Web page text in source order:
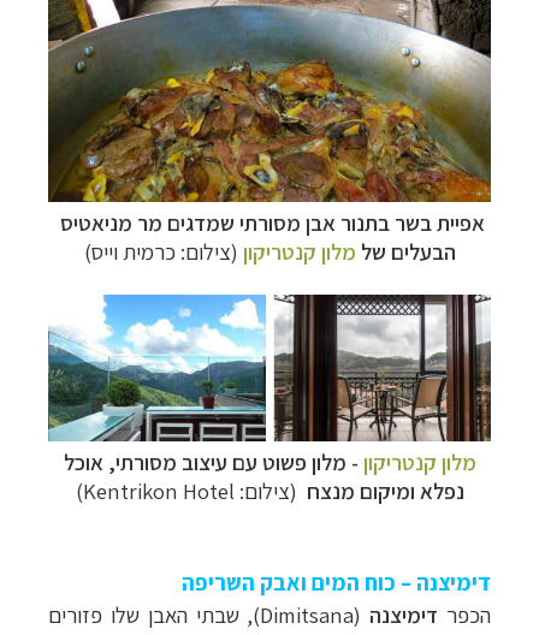
אפיית בשר בתנור אבן מסורתי שמדגים מר מניאטיס
הבעלים של מלון קנטריקון (צילום: כרמית וייס)
מלון קנטריקון - מלון פשוט עם עיצוב מסורתי, אוכל
נפלא ומיקום מנצח (צילום: Kentrikon Hotel)
דימיצנה – כוח המים ואבק השריפה
הכפר דימיצנה (
Dimitsana), שבתי האבן שלו פזורים